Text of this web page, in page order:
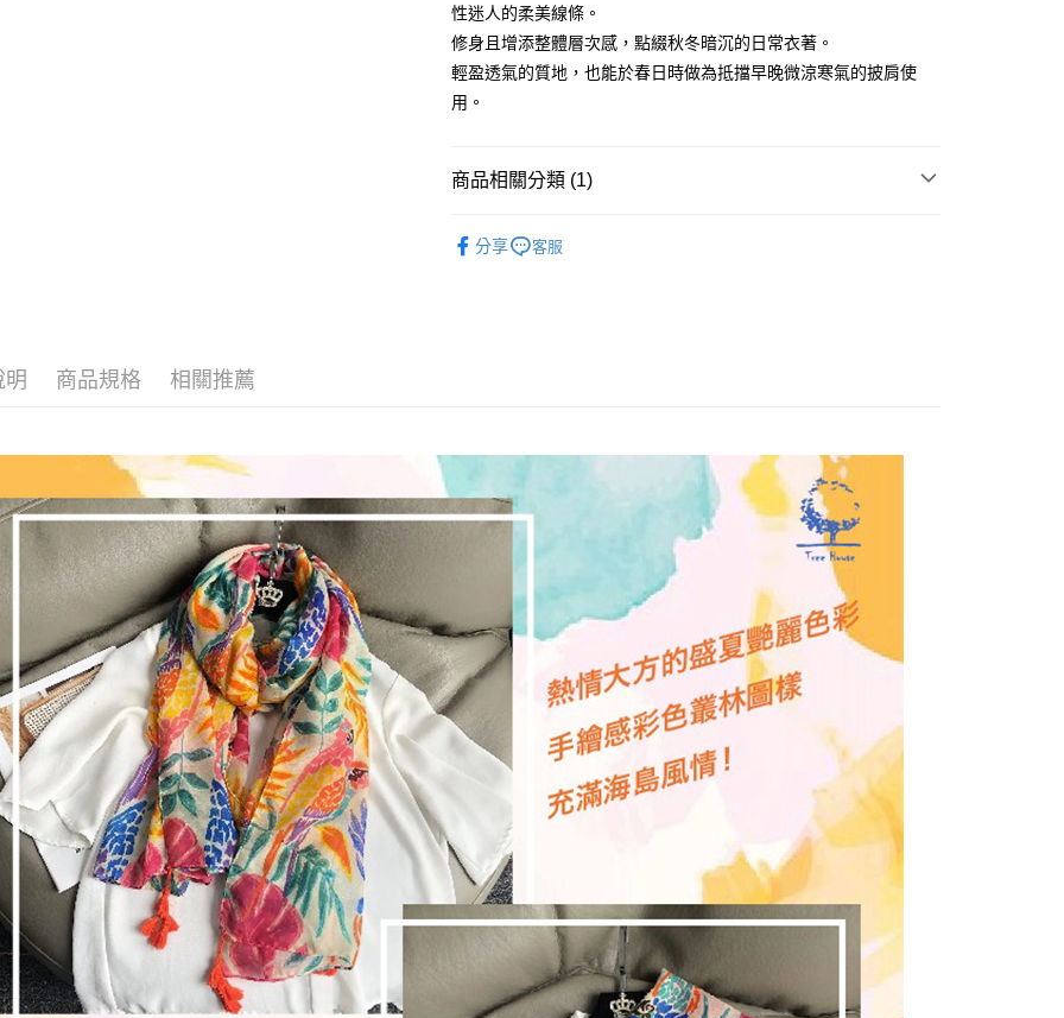
台新國際商業銀行
台灣樂天信用卡公司
元大商業銀行
台新國際商業銀行
中國信託商業銀行
台灣樂天信用卡公司
ATM付款
每筆NT$60，滿NT$1,000(含以上)免運費
每筆NT$60，滿NT$1,000(含以上)免運費
每筆NT$80，滿NT$1,000(含以上)免運費
性迷人的柔美線條。
修身且增添整體層次感，點綴秋冬暗沉的日常衣著。
輕盈透氣的質地，也能於春日時做為抵擋早晚微涼寒氣的披肩使
用。
商品相關分類 (1)
分享
客服
明 商品規格 相關推薦